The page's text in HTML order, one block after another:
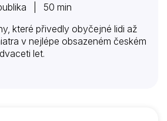
| 50 min
které přivedly obyčejné lidi až
v nejlépe obsazeném českém
let.